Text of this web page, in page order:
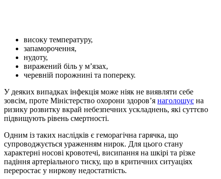
високу температуру,
запаморочення,
нудоту,
виражений біль у м’язах,
черевній порожнині та попереку.
У деяких випадках інфекція може ніяк не виявляти себе
зовсім, проте Міністерство охорони здоров’я наголошує на
ризику розвитку вкрай небезпечних ускладнень, які суттєво
підвищують рівень смертності.
Одним із таких наслідків є геморагічна гарячка, що
супроводжується ураженням нирок. Для цього стану
характерні носові кровотечі, висипання на шкірі та різке
падіння артеріального тиску, що в критичних ситуаціях
переростає у ниркову недостатність.